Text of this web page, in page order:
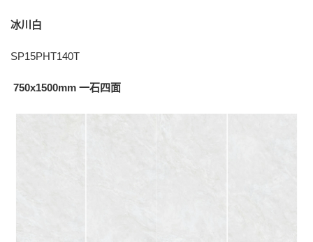
冰川白
SP15PHT140T
750x1500mm 一石四面